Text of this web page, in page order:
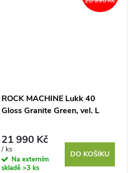
ROCK MACHINE Lukk 40
Gloss Granite Green, vel. L
21 990 Kč
/ ks
Na externím
skladě>3 ks
DO KOŠÍKU